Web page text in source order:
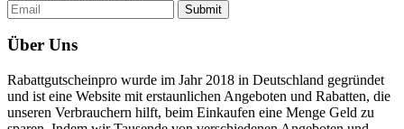
Submit
Über Uns
Rabattgutscheinpro wurde im Jahr 2018 in Deutschland gegründet
und ist eine Website mit erstaunlichen Angeboten und Rabatten, die
unseren Verbrauchern hilft, beim Einkaufen eine Menge Geld zu